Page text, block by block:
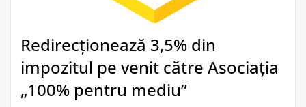
Redirecționează 3,5% din
impozitul pe venit către Asociația
„100% pentru mediu”